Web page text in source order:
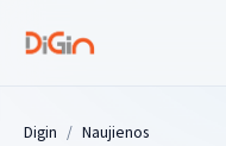
Digin Naujienos